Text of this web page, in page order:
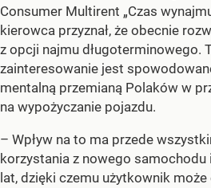
Consumer Multirent „Czas
kierowca przyznał, że obecnie
z opcji najmu długoterminowego.
zainteresowanie jest
mentalną przemianą Polaków w
na wypożyczanie pojazdu.
– Wpływ na to ma przede
korzystania z nowego samochodu
lat, dzięki czemu użytkownik